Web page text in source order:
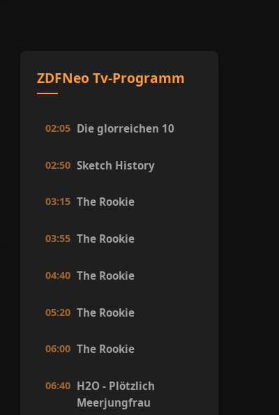
TRT Spor A Spor
ZDFNeo Tv-Programm
02:05 Die glorreichen 10
02:50 Sketch History
03:15 The Rookie
03:55 The Rookie
04:40 The Rookie
05:20 The Rookie
06:00 The Rookie
06:40 H2O - Plötzlich
Meerjungfrau